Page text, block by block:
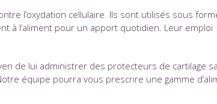
l’oxydation cellulaire. Ils sont utilisés sous
à l’aliment pour un apport quotidien. Leur emploi
de lui administrer des protecteurs de cartilage
équipe pourra vous prescrire une gamme